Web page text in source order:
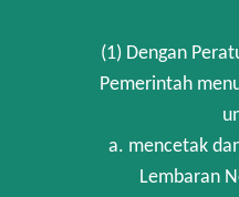
(1) Dengan
Pemerintah
a. mencetak
Lembaran